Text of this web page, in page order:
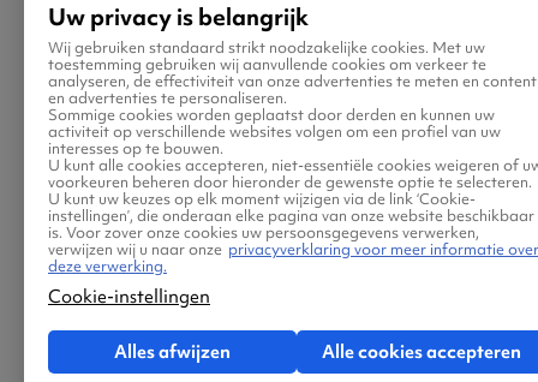
heb
je
Nooibai
cafe,
lekker
tapas
bij
een
drankje.
Deze
heeft
Uw privacy is belangrijk
Wij gebruiken standaard strikt noodzakelijke cookies. Met uw
toestemming gebruiken wij aanvullende cookies om verkeer te
analyseren, de effectiviteit van onze advertenties te meten en content
en advertenties te personaliseren.
Sommige cookies worden geplaatst door derden en kunnen uw
activiteit op verschillende websites volgen om een profiel van uw
interesses op te bouwen.
U kunt alle cookies accepteren, niet-essentiële cookies weigeren of
voorkeuren beheren door hieronder de gewenste optie te selecteren.
U kunt uw keuzes op elk moment wijzigen via de link ‘Cookie-
instellingen’, die onderaan elke pagina van onze website beschikbaar
is. Voor zover onze cookies uw persoonsgegevens verwerken,
verwijzen wij u naar onze privacyverklaring voor meer informatie over
deze verwerking.
Cookie-instellingen
Alles afwijzen Alle cookies accepteren